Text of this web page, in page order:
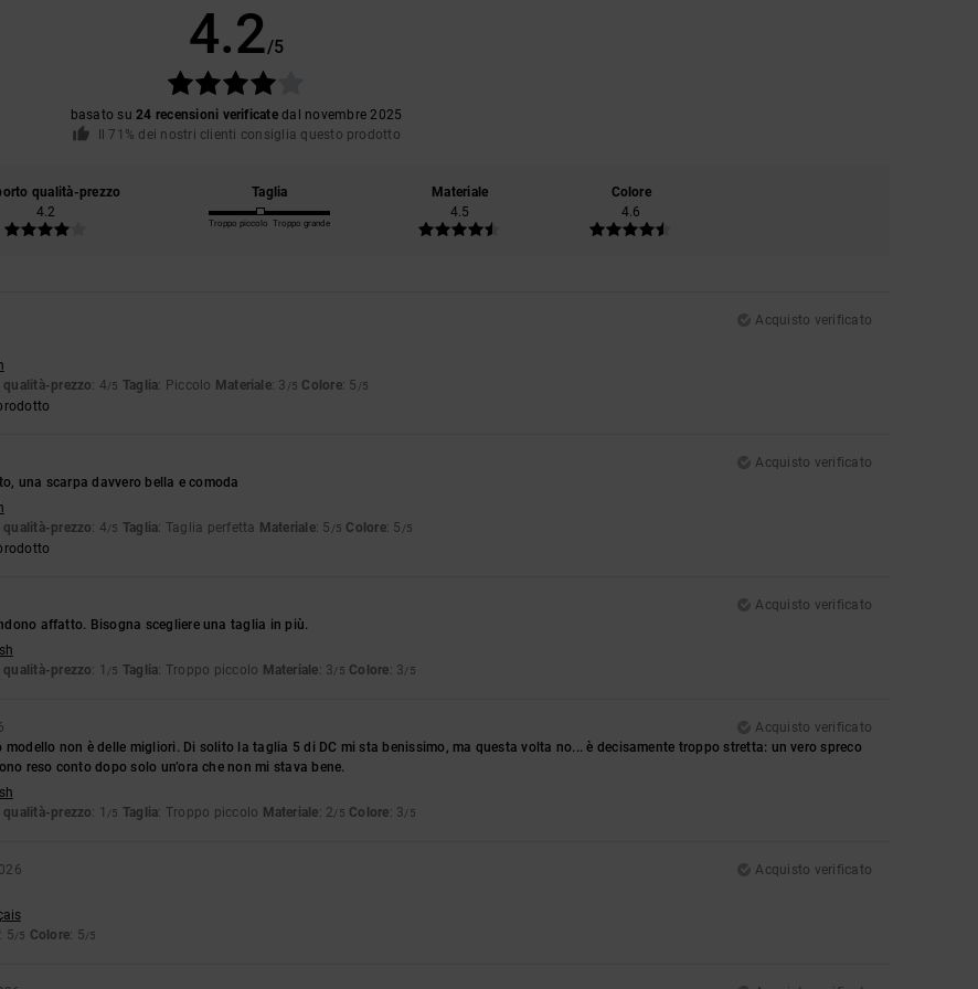
4.2/5
basato su24 recensioni verificatedal novembre 2025
Il 71% dei nostri clienti consiglia questo prodotto
qualità-prezzo
4.2
Taglia
Troppo piccolo Troppo grande
Materiale
4.5
Colore
4.6
Acquisto verificato
qualità-prezzo: 4/5 Taglia: Piccolo Materiale: 3 /5 Colore: 5 /5
Acquisto verificato
una scarpa davvero bella e comoda
qualità-prezzo: 4/5 Taglia: Taglia perfetta Materiale: 5 /5 Colore: 5 /5
Acquisto verificato
affatto. Bisogna scegliere una taglia in più.
qualità-prezzo: 1 /5 Taglia: Troppo piccolo Materiale: 3/5 Colore: 3/5
Acquisto verificato
non è delle migliori. Di solito la taglia 5 di DC mi sta benissimo, ma questa volta no... è decisamente troppo stretta: un vero spreco
reso conto dopo solo un’ora che non mi stava bene.
qualità-prezzo: 1 /5 Taglia: Troppo piccolo Materiale: 2/5 Colore: 3/5
Acquisto verificato
: 5/5 Colore: 5/5